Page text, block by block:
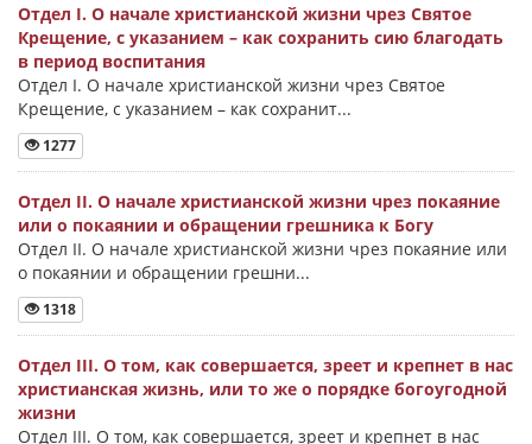
Отдел I. О начале христианской жизни чрез Святое
Крещение, с указанием – как сохранить сию благодать
в период воспитания
Отдел I. О начале христианской жизни чрез Святое
Крещение, с указанием – как сохранит...
1277
Отдел II. О начале христианской жизни чрез покаяние
или о покаянии и обращении грешника к Богу
Отдел II. О начале христианской жизни чрез покаяние или
о покаянии и обращении грешни...
1318
Отдел III. О том, как совершается, зреет и крепнет в нас
христианская жизнь, или то же о порядке богоугодной
жизни
Отдел III. О том, как совершается, зреет и крепнет в нас